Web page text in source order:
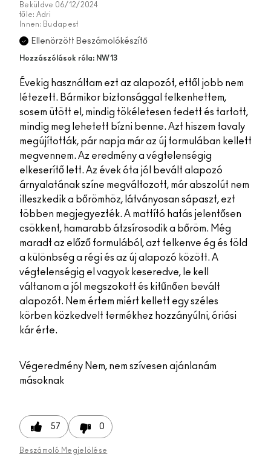
Beküldve 06/12/2024
tőle: Adri
Innen: Budapest
Ellenörzött Beszámolókészítő
Hozzászólások róla: NW13
Évekig használtam ezt az alapozót, ettől jobb nem
létezett. Bármikor biztonsággal felkenhettem,
sosem ütött el, mindig tökéletesen fedett és tartott,
mindig meg lehetett bízni benne. Azt hiszem tavaly
megújították, pár napja már az új formulában kellett
megvennem. Az eredmény a végtelenségig
elkeserítő lett. Az évek óta jól bevált alapozó
árnyalatának színe megváltozott, már abszolút nem
illeszkedik a bőrömhöz, látványosan sápaszt, ezt
többen megjegyezték. A mattító hatás jelentősen
csökkent, hamarabb átzsírosodik a bőröm. Még
maradt az előző formulából, azt felkenve ég és föld
a különbség a régi és az új alapozó között. A
végtelenségig el vagyok keseredve, le kell
váltanom a jól megszokott és kitűnően bevált
alapozót. Nem értem miért kellett egy széles
körben közkedvelt termékhez hozzányúlni, óriási
kár érte.
Végeredmény Nem, nem szívesen ajánlanám
másoknak
57 0
Beszámoló Megjelölése